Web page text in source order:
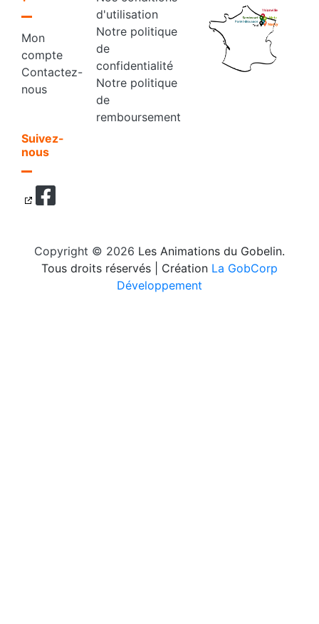
Mon
compte
Contactez-
nous
Suivez-
nous
d'utilisation
Notre politique
de
confidentialité
Notre politique
de
remboursement
Copyright © 2026 Les Animations du Gobelin.
Tous droits réservés
| Création La GobCorp
Développement